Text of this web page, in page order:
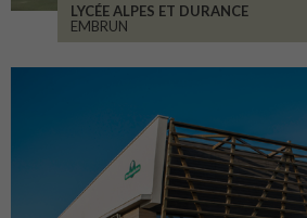
LYCÉE ALPES ET DURANCE
EMBRUN